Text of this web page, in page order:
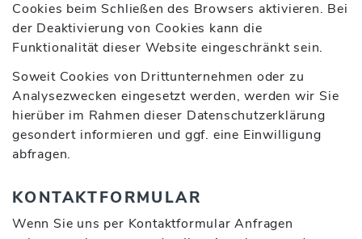
Cookies beim Schließen des Browsers aktivieren. Bei
der Deaktivierung von Cookies kann die
Funktionalität dieser Website eingeschränkt sein.
Soweit Cookies von Drittunternehmen oder zu
Analysezwecken eingesetzt werden, werden wir Sie
hierüber im Rahmen dieser Datenschutzerklärung
gesondert informieren und ggf. eine Einwilligung
abfragen.
KONTAKTFORMULAR
Wenn Sie uns per Kontaktformular Anfragen